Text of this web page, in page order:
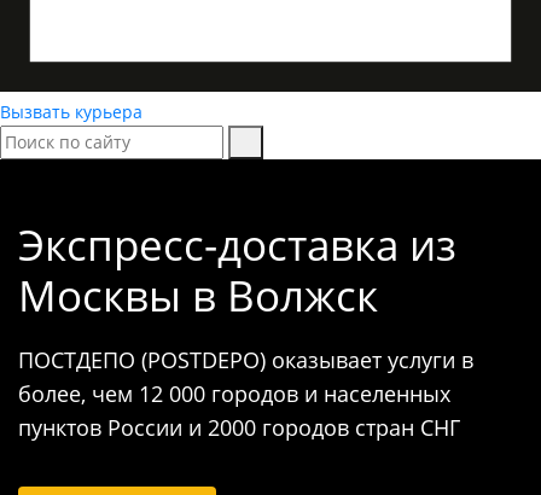
Вызвать курьера
Экспресс-доставка из
Москвы в Волжск
ПОСТДЕПО (POSTDEPO) оказывает услуги в
более, чем 12 000 городов и населенных
пунктов России и 2000 городов стран СНГ